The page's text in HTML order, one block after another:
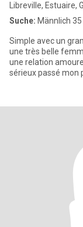
Libreville, Estuaire,
Suche: Männlich
Simple avec un
une très belle
une relation
sérieux passé mon